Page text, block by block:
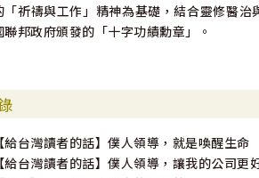
「祈禱與工作」精神為基礎，結合靈修醫
聯邦政府頒發的「十字功績勳章」。
給台灣讀者的話】僕人領導，就是喚醒生命
給台灣讀者的話】僕人領導，讓我的公司更